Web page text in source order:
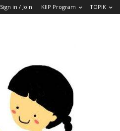
Sign in / Join KIIP Program TOPIK